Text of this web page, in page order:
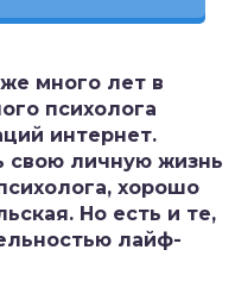
много лет в
психолога
интернет.
личную жизнь
хорошо
Но есть и те,
лайф-